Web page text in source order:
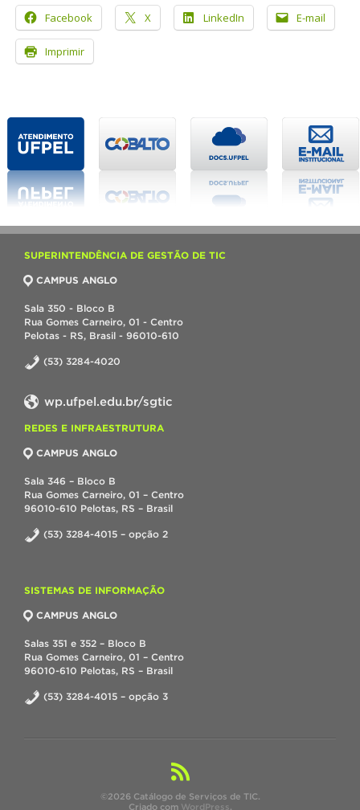
Facebook X LinkedIn E-mail
Imprimir
SUPERINTENDÊNCIA DE GESTÃO DE TIC
CAMPUS ANGLO
Sala 350 - Bloco B
Rua Gomes Carneiro, 01 - Centro
Pelotas - RS, Brasil - 96010-610
wp.ufpel.edu.br/sgtic
(53) 3284-4020
REDES E INFRAESTRUTURA
CAMPUS ANGLO
Sala 346 – Bloco B
Rua Gomes Carneiro, 01 – Centro
96010-610 Pelotas, RS – Brasil
(53) 3284-4015 – opção 2
SISTEMAS DE INFORMAÇÃO
CAMPUS ANGLO
Salas 351 e 352 – Bloco B
Rua Gomes Carneiro, 01 – Centro
96010-610 Pelotas, RS – Brasil
(53) 3284-4015 – opção 3
©2026 Catálogo de Serviços de TIC.
Criado com WordPress.